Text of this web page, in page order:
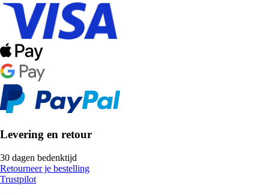
Levering en retour
30 dagen bedenktijd
Retourneer je bestelling
Trustpilot